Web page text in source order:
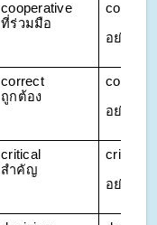
cooperative
ที่ร่วมมือ
อย่างร่ว
correct
ถูกต้อง
อย่างถูก
critical
สำคัญ
critically
อย่างส